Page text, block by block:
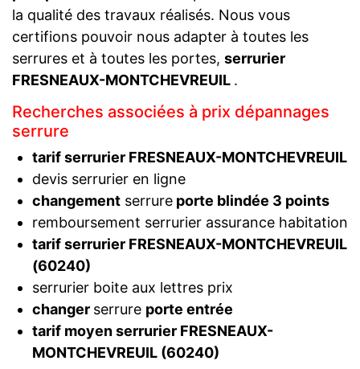
la qualité des travaux réalisés. Nous vous
certifions pouvoir nous adapter à toutes les
serrures et à toutes les portes, serrurier
FRESNEAUX-MONTCHEVREUIL .
Recherches associées à prix dépannages
serrure
tarif serrurier FRESNEAUX-MONTCHEVREUIL
devis serrurier en ligne
changementserrureporte blindée 3 points
remboursement serrurier assurance habitation
tarif serrurier FRESNEAUX-MONTCHEVREUIL
(60240)
serrurier boite aux lettres prix
changer serrure porte entrée
tarif moyen serrurier FRESNEAUX-
MONTCHEVREUIL (60240)